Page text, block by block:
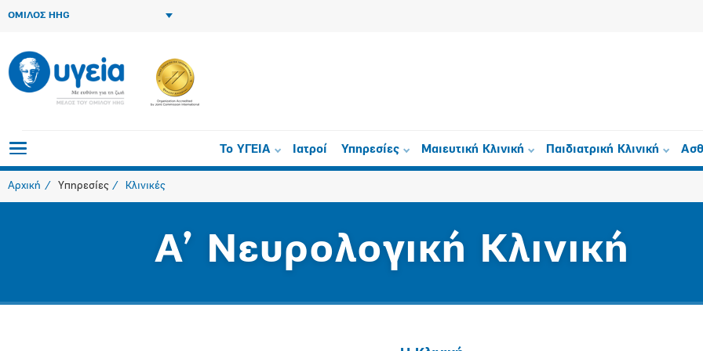
ΟΜΙΛΟΣ HHG
Το ΥΓΕΙΑ Ιατροί Υπηρεσίες Μαιευτική Κλινική Παιδιατρική Κλινική
Αρχική Υπηρεσίες Κλινικές
A’ Νευρολογική Κλινική